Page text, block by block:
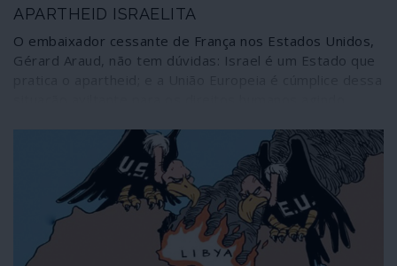
APARTHEID ISRAELITA
O embaixador cessante de França nos Estados Unidos,
Gérard Araud, não tem dúvidas: Israel é um Estado que
terrorista de Israel. Outros diplomatas de Estados
membros da União pensam da mesma maneira, mas
nada disso se reflecte na acção de Bruxelas e dos
governos dos 28. A colonização da Cisjordânia está
prestes a transformar-se em anexação e a União
Europeia, proclamando-se "farol da democracia", não
mexe um dedo para impedir que tal aconteça.